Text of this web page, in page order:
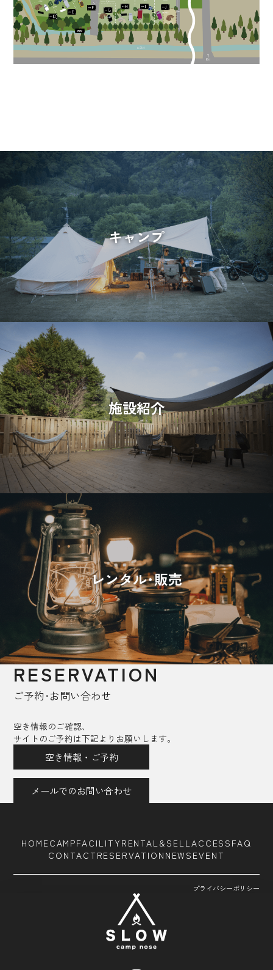
キャンプ
施設紹介
レンタル･販売
RESERVATION
ご予約･お問い合わせ
空き情報のご確認、
サイトのご予約は下記よりお願いします。
空き情報・ご予約
メールでのお問い合わせ
HOMECAMPFACILITY RENTAL&SELLACCESS FAQ
CONTACT RESERVATION NEWS EVENT
プライバシーポリシー